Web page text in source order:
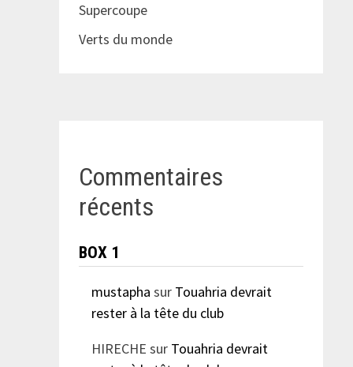
Supercoupe
Verts du monde
Commentaires
récents
BOX 1
mustapha sur Touahria devrait
rester à la tête du club
HIRECHE sur Touahria devrait